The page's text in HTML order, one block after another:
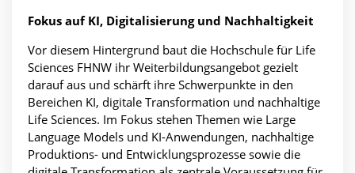
Fokus auf KI, Digitalisierung und Nachhaltigkeit
Vor diesem Hintergrund baut die Hochschule für Life
Sciences FHNW ihr Weiterbildungsangebot gezielt
darauf aus und schärft ihre Schwerpunkte in den
Bereichen KI, digitale Transformation und nachhaltige
Life Sciences. Im Fokus stehen Themen wie Large
Language Models und KI-Anwendungen, nachhaltige
Produktions- und Entwicklungsprozesse sowie die